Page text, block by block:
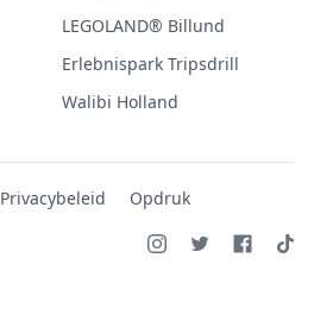
LEGOLAND® Billund
Erlebnispark Tripsdrill
Walibi Holland
Privacybeleid Opdruk